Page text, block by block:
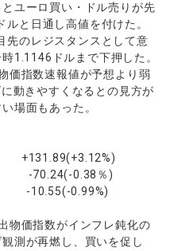
ユーロ買い・ドル売りが先
と日通し高値を付けた。
先のレジスタンスとして意
1.1146ドルまで下押した。
価指数速報値が予想より弱
動きやすくなるとの見方が
場面もあった。
+131.89(+3.12%)
-70.24(-0.38％)
0.99%)
物価指数がインフレ鈍化の
測が再燃し、買いを促し